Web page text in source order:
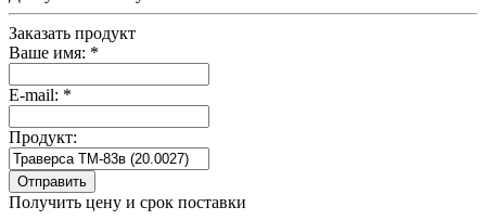
Заказать продукт
Ваше имя: *
E-mail: *
Продукт:
Отправить
Получить цену и срок поставки